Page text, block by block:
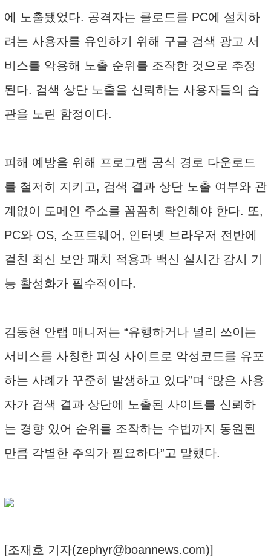
에 노출됐었다. 공격자는 클로드를 PC에 설치하
려는 사용자를 유인하기 위해 구글 검색 광고 서
비스를 악용해 노출 순위를 조작한 것으로 추정
된다. 검색 상단 노출을 신뢰하는 사용자들의 습
관을 노린 함정이다.
피해 예방을 위해 프로그램 공식 경로 다운로드
를 철저히 지키고, 검색 결과 상단 노출 여부와 관
계없이 도메인 주소를 꼼꼼히 확인해야 한다. 또,
PC와 OS, 소프트웨어, 인터넷 브라우저 전반에
걸친 최신 보안 패치 적용과 백신 실시간 감시 기
능 활성화가 필수적이다.
김동현 안랩 매니저는 “유행하거나 널리 쓰이는
서비스를 사칭한 피싱 사이트로 악성코드를 유포
하는 사례가 꾸준히 발생하고 있다”며 “많은 사용
자가 검색 결과 상단에 노출된 사이트를 신뢰하
는 경향 있어 순위를 조작하는 수법까지 동원된
만큼 각별한 주의가 필요하다”고 말했다.
[조재호 기자(zephyr@boannews.com)]